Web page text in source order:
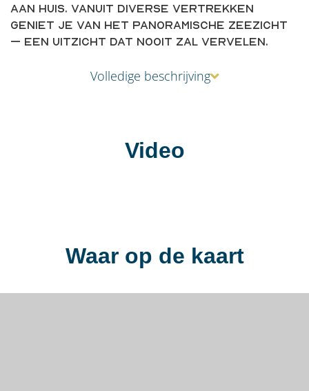
aan huis. Vanuit diverse vertrekken
geniet je van het panoramische zeezicht
– een uitzicht dat nooit zal vervelen.
Volledige beschrijving
Video
Waar op de kaart